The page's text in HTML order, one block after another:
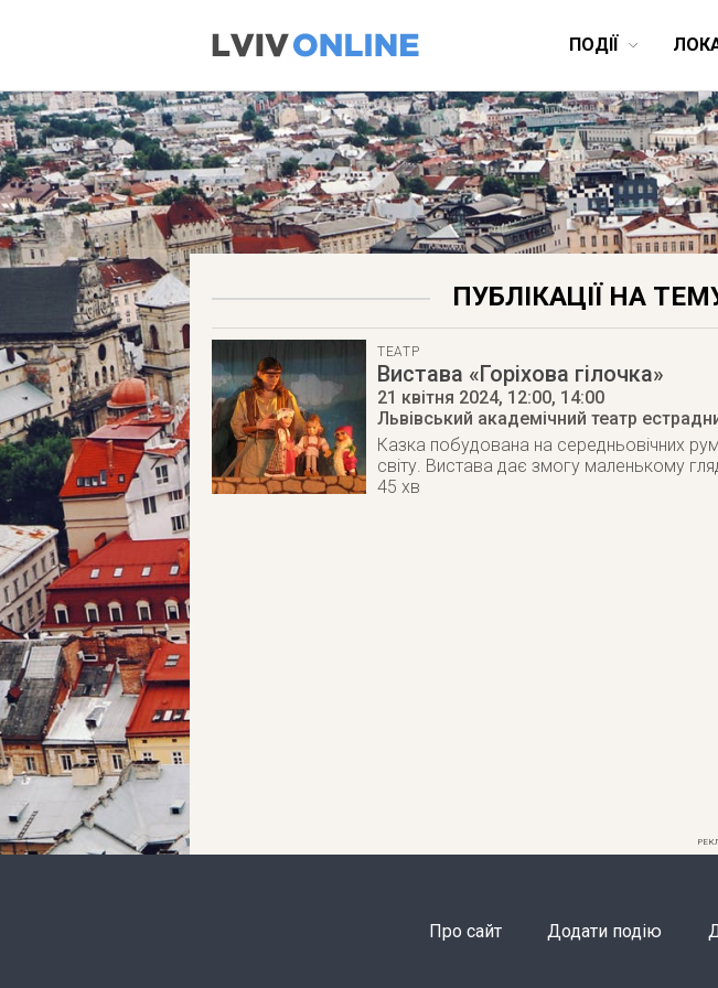
ПОДІЇ
ПУБЛІКАЦІЇ НА
ТЕАТР
Вистава «Горіхова гілочка»
21 квітня 2024, 12:00, 14:00
Львівський академічний театр
Казка побудована на середньовічних
світу. Вистава дає змогу маленькому
45 хв
Про сайт Додати подію